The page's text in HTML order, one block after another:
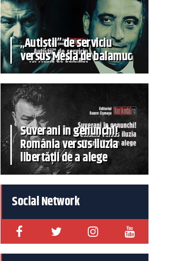
„Autiștii” de serviciu
versus Mesia de balamuc
Suverani în genunchi!
România versus iluzia
libertății de a alege
Social Network